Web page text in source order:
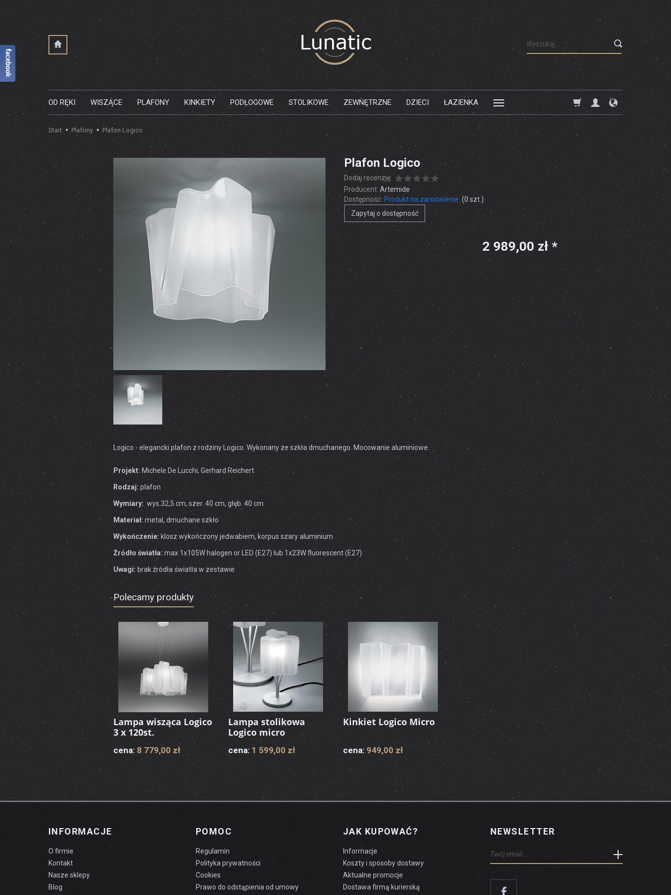
Wyszukaj
OD RĘKI WISZĄCE PLAFONY KINKIETY PODŁOGOWE STOLIKOWE ZEWNĘTRZNE DZIECI ŁAZIENKA
Start Plafony Plafon Logico
Plafon Logico
Dodaj recenzję:
Producent: Artemide
Dostępność: Produkt na zamówienie (0szt.)
Zapytaj o dostępność
2 989,00 zł *
Logico - elegancki plafon z rodziny Logico. Wykonany ze szkła dmuchanego. Mocowanie aluminiowe.
Projekt: Michele De Lucchi, Gerhard Reichert
Rodzaj: plafon
Wymiary: wys.32,5 cm, szer. 40 cm, głęb. 40 cm
Materiał: metal, dmuchane szkło
Wykończenie:klosz wykończony jedwabiem, korpus szary aluminium
Źródło światła: max 1x105W halogen or LED (E27) lub 1x23W fluorescent (E27)
Uwagi: brak źródła światła w zestawie
Polecamy produkty
Lampa wisząca Logico
3 x 120st.
cena: 8 779,00 zł
Lampa stolikowa
Logico micro
cena: 1 599,00 zł
Kinkiet Logico Micro
cena: 949,00 zł
NEWSLETTER
INFORMACJE
O firmie
Kontakt
Nasze sklepy
Blog
POMOC
Regulamin
Polityka prywatności
Cookies
Prawo do odstąpienia od umowy
JAK KUPOWAĆ?
Informacje
Koszty i sposoby dostawy
Aktualne promocje
Dostawa firmą kurierską